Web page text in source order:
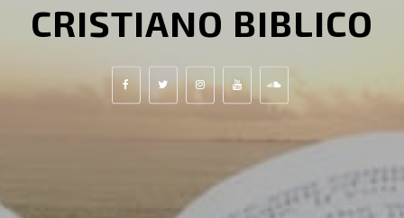
CRISTIANO BIBLICO